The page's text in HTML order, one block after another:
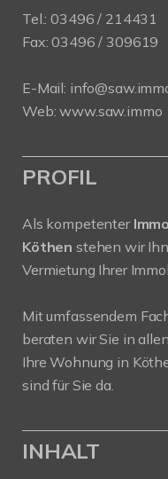
Tel.:03496 / 214431
Fax: 03496 / 309619
E-Mail:
Web:www.saw.immo
PROFIL
Als kompetenter
Köthen stehen wir
Vermietung Ihrer
Mit umfassendem
beraten wir Sie in
Ihre Wohnung in
sind für Sie da.
INHALT